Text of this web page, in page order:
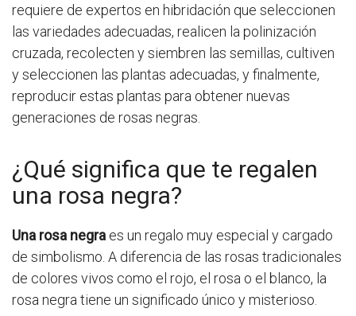
requiere de expertos en hibridación que seleccionen
las variedades adecuadas, realicen la polinización
cruzada, recolecten y siembren las semillas, cultiven
y seleccionen las plantas adecuadas, y finalmente,
reproducir estas plantas para obtener nuevas
generaciones de rosas negras.
¿Qué significa que te regalen
una rosa negra?
Una rosa negra es un regalo muy especial y cargado
de simbolismo. A diferencia de las rosas tradicionales
de colores vivos como el rojo, el rosa o el blanco, la
rosa negra tiene un significado único y misterioso.